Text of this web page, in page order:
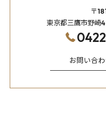
〒
東京都三鷹市野崎
お問い合